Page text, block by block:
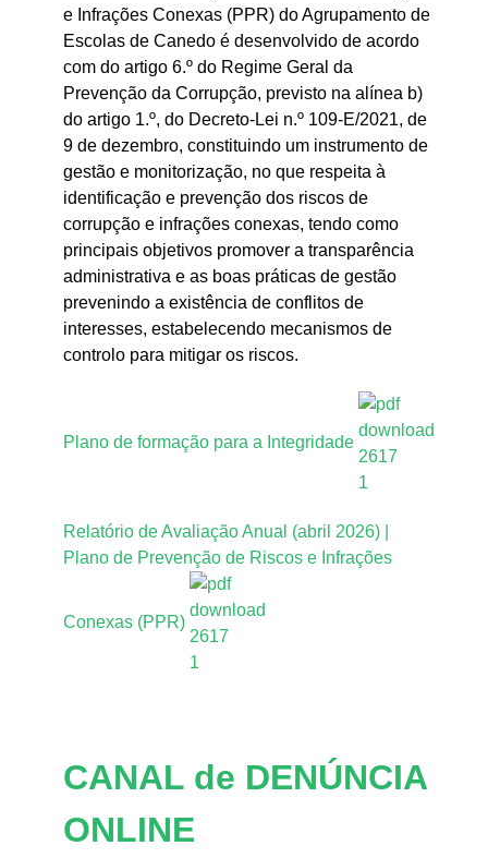
e Infrações Conexas (PPR) do Agrupamento de
Escolas de Canedo é desenvolvido de acordo
com do artigo 6.º do Regime Geral da
Prevenção da Corrupção, previsto na alínea b)
do artigo 1.º, do Decreto-Lei n.º 109-E/2021, de
9 de dezembro, constituindo um instrumento de
gestão e monitorização, no que respeita à
identificação e prevenção dos riscos de
corrupção e infrações conexas, tendo como
principais objetivos promover a transparência
administrativa e as boas práticas de gestão
prevenindo a existência de conflitos de
interesses, estabelecendo mecanismos de
controlo para mitigar os riscos.
Plano de formação para a Integridade
Relatório de Avaliação Anual (abril 2026) |
Plano de Prevenção de Riscos e Infrações
Conexas (PPR)
CANAL de DENÚNCIA
ONLINE